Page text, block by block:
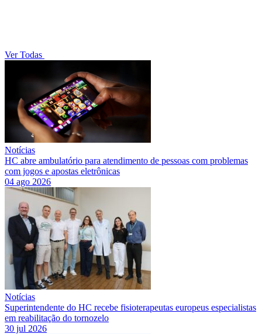
Ver Todas
Notícias
HC abre ambulatório para atendimento de pessoas com problemas
com jogos e apostas eletrônicas
04 ago 2026
Notícias
Superintendente do HC recebe fisioterapeutas europeus especialistas
em reabilitação do tornozelo
30 jul 2026